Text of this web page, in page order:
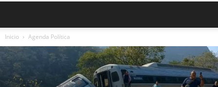
Oaxaca
Inicio Agenda Política